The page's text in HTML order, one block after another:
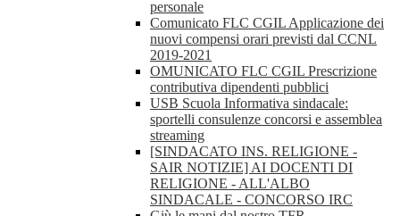
personale
Comunicato FLC CGIL Applicazione dei
nuovi compensi orari previsti dal CCNL
2019-2021
OMUNICATO FLC CGIL Prescrizione
contributiva dipendenti pubblici
USB Scuola Informativa sindacale:
sportelli consulenze concorsi e assemblea
streaming
[SINDACATO INS. RELIGIONE -
SAIR NOTIZIE] AI DOCENTI DI
RELIGIONE - ALL'ALBO
SINDACALE - CONCORSO IRC